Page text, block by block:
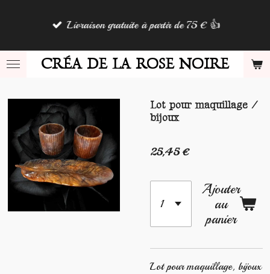
principalCRÉA DE LA ROSE NOIRE
Livraison gratuite à partir de 75 € 👍
Lot pour maquillage /
bijoux
25,45 €
Ajouter
au
panier
Lot pour maquillage, bijoux